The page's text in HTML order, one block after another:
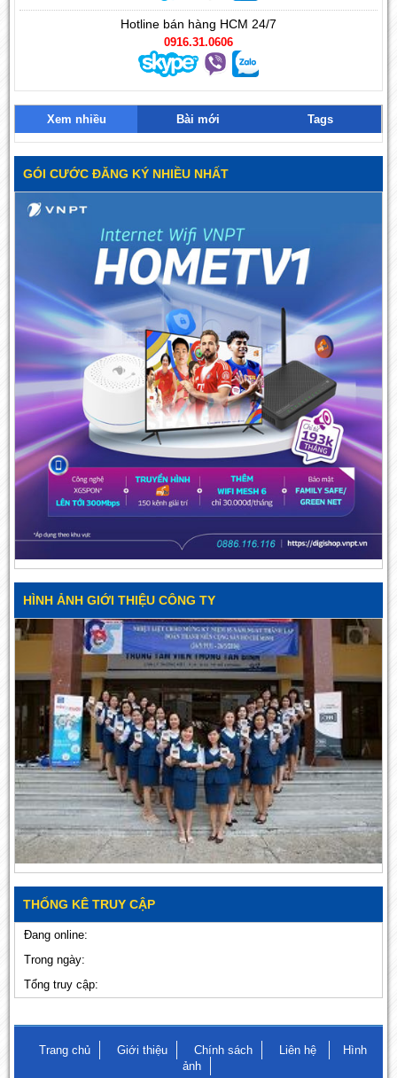
Hotline bán hàng HCM 24/7
0916.31.0606
Xem nhiều Bài mới Tags
GÓI CƯỚC ĐĂNG KÝ NHIỀU NHẤT
HÌNH ẢNH GIỚI THIỆU CÔNG TY
THỐNG KÊ TRUY CẬP
Đang online:
Trong ngày:
Tổng truy cập:
Trang chủ Giới thiệu Chính sách Liên hệ
Hình
ảnh